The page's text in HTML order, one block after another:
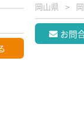
岡山県
お問